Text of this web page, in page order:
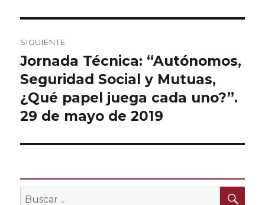
SIGUIENTE
Entrada
siguiente:
Jornada Técnica: “Autónomos,
Seguridad Social y Mutuas,
¿Qué papel juega cada uno?”.
29 de mayo de 2019
Buscar